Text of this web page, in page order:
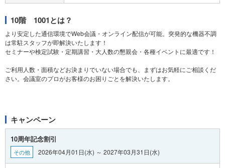
10階 1001とは？
より安定した通信環境でWeb会議・オンライン配信が可能。突発的な機器不調
は常駐スタッフが即解決いたします！
セミナーや検定試験・定期講習・大人数の懇親会・各種イベントに最適です！
ご利用人数・面積などお決まりでいない場合でも、まずはお気軽にご相談くだ
さい。会議室のプロがお客様のお困りごとを解決いたします。
キャンペーン
10周年記念割引
その他 2026年04月01日(水) ～ 2027年03月31日(水)